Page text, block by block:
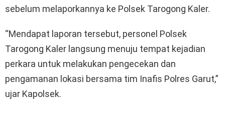
sebelum melaporkannya ke Polsek Tarogong Kaler.
“Mendapat laporan tersebut, personel Polsek
Tarogong Kaler langsung menuju tempat kejadian
perkara untuk melakukan pengecekan dan
pengamanan lokasi bersama tim Inafis Polres Garut,”
ujar Kapolsek.